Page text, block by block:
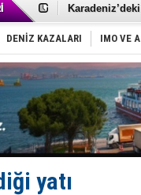
Tatil hesabını
Rusya, gölge
Enejota ticari
Denizcilik
Türkiye’den
‘14. Olympos
Taksi Botlar,
TÜRKLİM
SOCAR da
Türkiye'nin
Dünyanın en
Hürmüz’de
DENİZ KAZALARI IMO VE
yatı